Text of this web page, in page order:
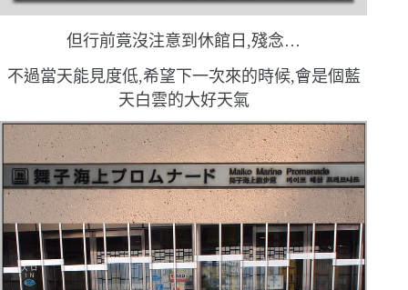
但行前竟沒注意到休館日,殘念…
不過當天能見度低,希望下一次來的時候,會是個藍
天白雲的大好天氣